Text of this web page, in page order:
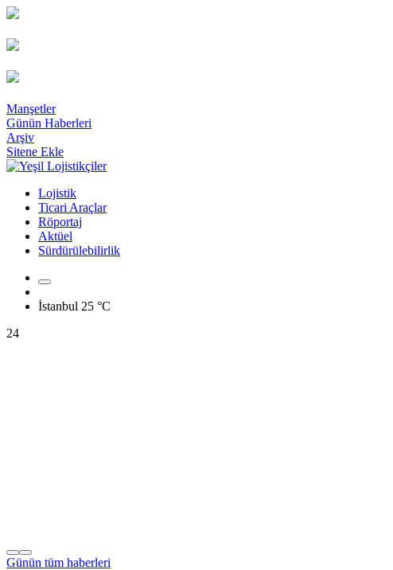
Manşetler
Günün Haberleri
Arşiv
Sitene Ekle
Lojistik
Ticari Araçlar
Röportaj
Aktüel
Sürdürülebilirlik
İstanbul 25 °C
24
Günün tüm haberleri